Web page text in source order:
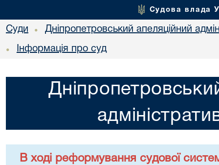
Судова влада
Суди • Дніпропетровський апеляційний
• Інформація про суд
В ході реформування судової